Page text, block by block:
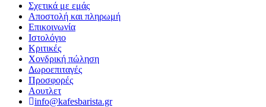
Σχετικά με εμάς
Αποστολή και πληρωμή
Επικοινωνία
Ιστολόγιο
Κριτικές
Χονδρική πώληση
Δωροεπιταγές
Προσφορές
Αουτλετ
info@kafesbarista.gr